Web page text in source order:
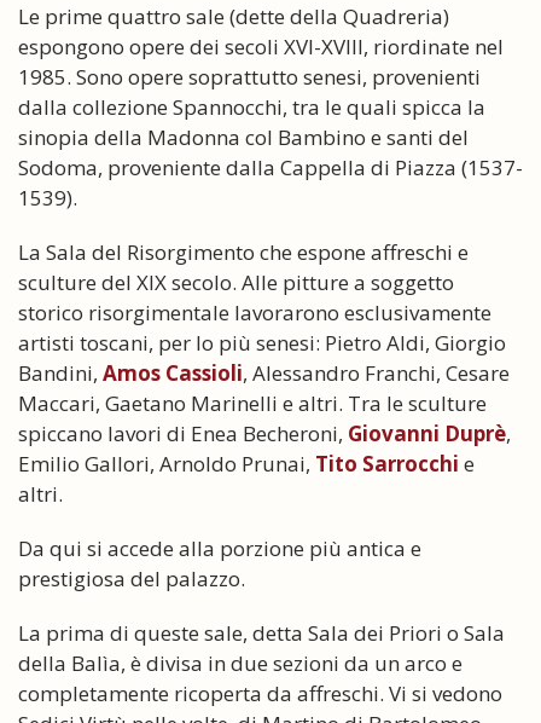
Le prime quattro sale (dette della Quadreria)
espongono opere dei secoli XVI-XVIII, riordinate nel
1985. Sono opere soprattutto senesi, provenienti
dalla collezione Spannocchi, tra le quali spicca la
sinopia della Madonna col Bambino e santi del
Sodoma, proveniente dalla Cappella di Piazza (1537-
1539).
La Sala del Risorgimento che espone affreschi e
sculture del XIX secolo. Alle pitture a soggetto
storico risorgimentale lavorarono esclusivamente
artisti toscani, per lo più senesi: Pietro Aldi, Giorgio
Bandini, Amos Cassioli, Alessandro Franchi, Cesare
Maccari, Gaetano Marinelli e altri. Tra le sculture
spiccano lavori di Enea Becheroni, Giovanni Duprè,
Emilio Gallori, Arnoldo Prunai, Tito Sarrocchi e
altri.
Da qui si accede alla porzione più antica e
prestigiosa del palazzo.
La prima di queste sale, detta Sala dei Priori o Sala
della Balìa, è divisa in due sezioni da un arco e
completamente ricoperta da affreschi. Vi si vedono